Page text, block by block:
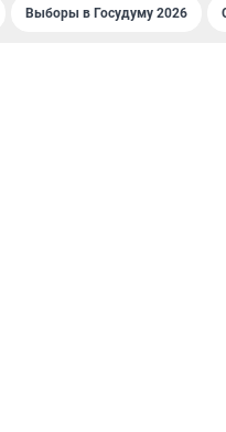
Выборы в Госудуму 2026